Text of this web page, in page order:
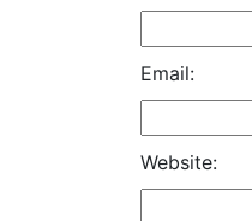
Email:
Website: